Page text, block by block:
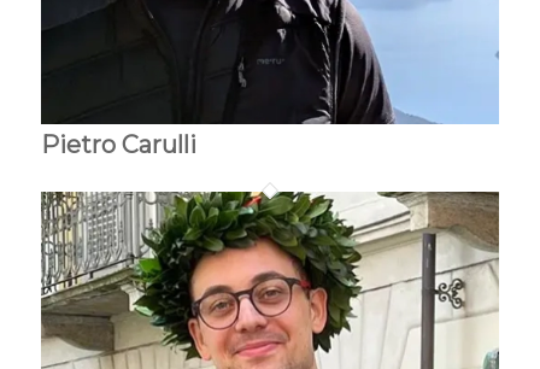
Pietro Carulli